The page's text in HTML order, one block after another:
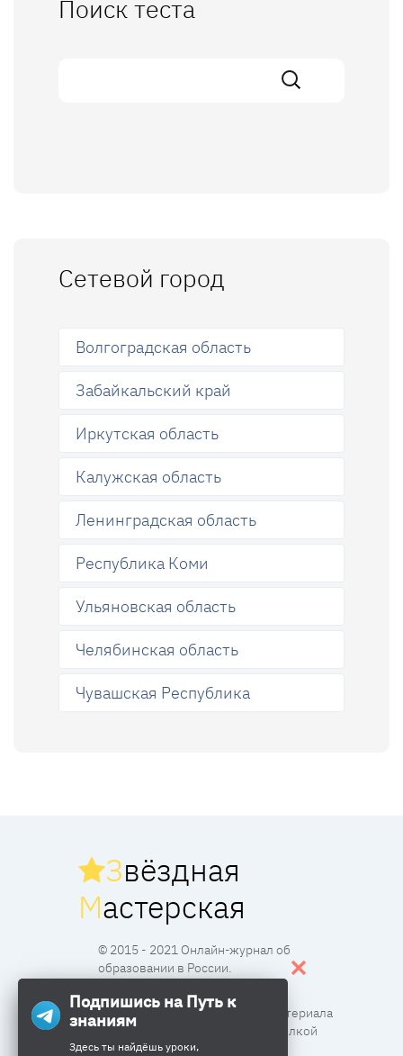
Поиск теста
Сетевой город
Волгоградская область
Забайкальский край
Иркутская область
Калужская область
Ленинградская область
Республика Коми
Ульяновская область
Челябинская область
Чувашская Республика
Звёздная
Мастерская
© 2015 - 2021 Онлайн-журнал об
образовании в России.
Все права защищены. Перпечатка материала
разрешена с согласия редакции и ссылкой
Подпишись на Путь к
знаниям
Здесь ты найдёшь уроки,